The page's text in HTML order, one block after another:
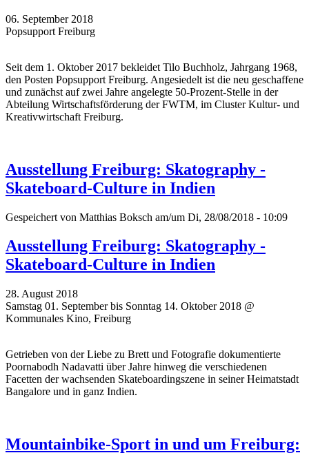
06. September 2018
Popsupport Freiburg
Seit dem 1. Oktober 2017 bekleidet Tilo Buchholz, Jahrgang 1968,
den Posten Popsupport Freiburg. Angesiedelt ist die neu geschaffene
und zunächst auf zwei Jahre angelegte 50-Prozent-Stelle in der
Abteilung Wirtschaftsförderung der FWTM, im Cluster Kultur- und
Kreativwirtschaft Freiburg.
Ausstellung Freiburg: Skatography -
Skateboard-Culture in Indien
Gespeichert von Matthias Boksch am/um Di, 28/08/2018 - 10:09
Ausstellung Freiburg: Skatography -
Skateboard-Culture in Indien
28. August 2018
Samstag 01. September bis Sonntag 14. Oktober 2018 @
Kommunales Kino, Freiburg
Getrieben von der Liebe zu Brett und Fotografie dokumentierte
Poornabodh Nadavatti über Jahre hinweg die verschiedenen
Facetten der wachsenden Skateboardingszene in seiner Heimatstadt
Bangalore und in ganz Indien.
Mountainbike-Sport in und um Freiburg: